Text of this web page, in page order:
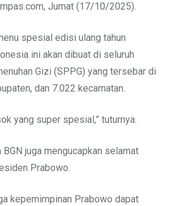
Jumat (17/10/2025).
spesial edisi ulang tahun
ini akan dibuat di seluruh
Gizi (SPPG) yang tersebar di
dan 7.022 kecamatan.
yang super spesial,” tuturnya.
BGN juga mengucapkan selamat
Prabowo.
kepemimpinan Prabowo dapat